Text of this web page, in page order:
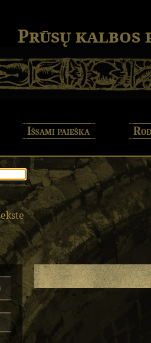
Prūsų kalbos
Išsami paieška